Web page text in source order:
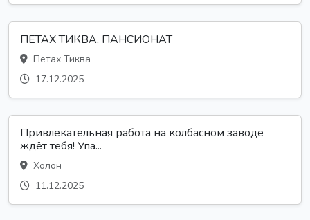
ПЕТАХ ТИКВА, ПАНСИОНАТ
Петах Тиква
17.12.2025
Привлекательная работа на колбасном заводе
ждёт тебя! Упа...
Холон
11.12.2025